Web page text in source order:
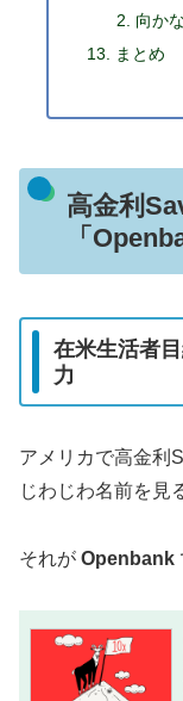
向か
まとめ
高金利
「
在米生活者
力
アメリカで高金利
じわじわ名前を見
それが Openbank